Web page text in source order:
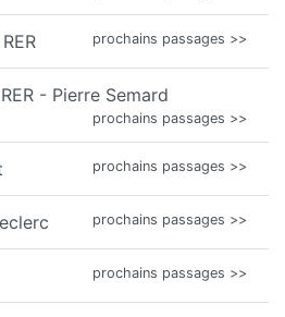
prochains passages >>
- Pierre Semard
prochains passages >>
prochains passages >>
prochains passages >>
prochains passages >>